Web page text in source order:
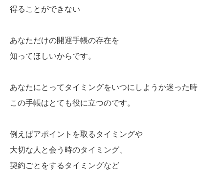
得ることができない
あなただけの開運手帳の存在を
知ってほしいからです。
あなたにとってタイミングをいつにしようか迷った時
この手帳はとても役に立つのです。
例えばアポイントを取るタイミングや
大切な人と会う時のタイミング、
契約ごとをするタイミングなど